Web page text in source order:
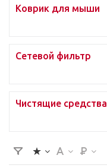
Коврик для мыши
Сетевой фильтр
Чистящие средства